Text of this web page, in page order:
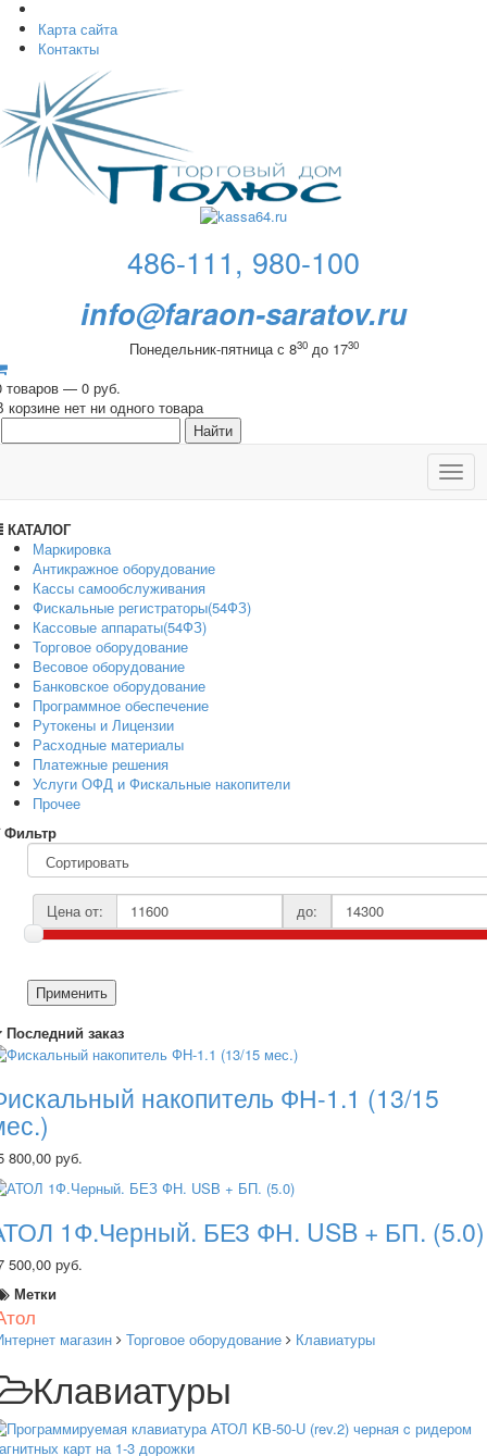
Карта сайта
Контакты
486-111, 980-100
info@faraon-saratov.ru
Понедельник-пятница с 830до 1730
товаров — 0 руб.
корзине нет ни одного товара
КАТАЛОГ
Маркировка
Антикражное оборудование
Кассы самообслуживания
Фискальные регистраторы(54ФЗ)
Кассовые аппараты(54ФЗ)
Торговое оборудование
Весовое оборудование
Банковское оборудование
Программное обеспечение
Рутокены и Лицензии
Расходные материалы
Платежные решения
Услуги ОФД и Фискальные накопители
Прочее
Фильтр
Цена от: до:
Применить
Последний заказ
накопитель ФН-1.1 (13/15
800,00 руб.
1Ф.Черный. БЕЗ ФН. USB + БП. (5.0)
500,00 руб.
Метки
магазин Торговое оборудование Клавиатуры
Клавиатуры